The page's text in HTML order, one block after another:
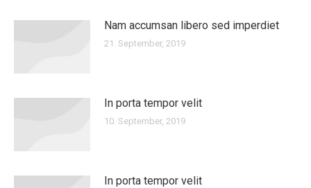
Nam accumsan libero sed imperdiet
21. September, 2019
In porta tempor velit
10. September, 2019
In porta tempor velit